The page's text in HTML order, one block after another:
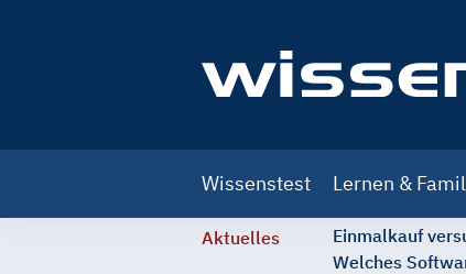
navigation
Wissenstest Lernen &
Aktuelles
Einmalkauf
Welches